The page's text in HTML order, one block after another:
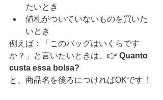
たいとき
値札がついていないものを買いた
いとき
例えば：「このバッグはいくらです
か？」と言いたいときは、👉 Quanto
custa essa bolsa?
と、商品名を後ろにつければOKです！